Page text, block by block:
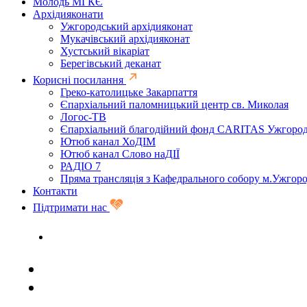
Архідияконати
Ужгородський архідияконат
Мукачівський архідияконат
Хустський вікаріат
Берегівський деканат
Корисні посилання
Греко-католицьке Закарпаття
Єпархіальний паломницький центр св. Миколая
Логос-ТВ
Єпархіальний благодійний фонд CARITAS
Ютюб канал ХоДІМ
Ютюб канал Слово наДІЇ
РАДІО 7
Пряма трансляція з Кафедрального собору
Контакти
Підтримати нас